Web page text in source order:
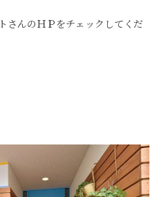
さんのＨＰをチェックしてくだ